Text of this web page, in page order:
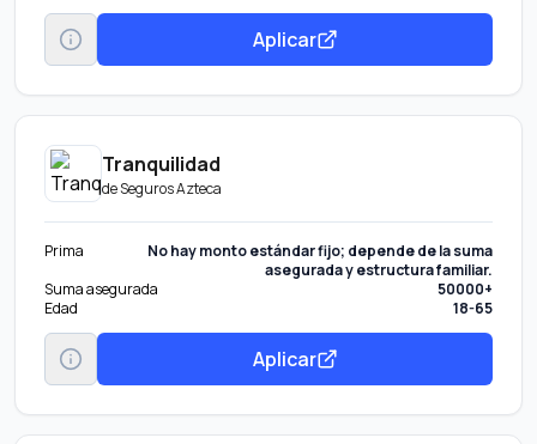
Aplicar
Tranquilidad
deSeguros Azteca
Prima
No hay monto estándar fijo; depende de la suma
asegurada y estructura familiar.
Suma asegurada
50000+
Edad
18-65
Aplicar